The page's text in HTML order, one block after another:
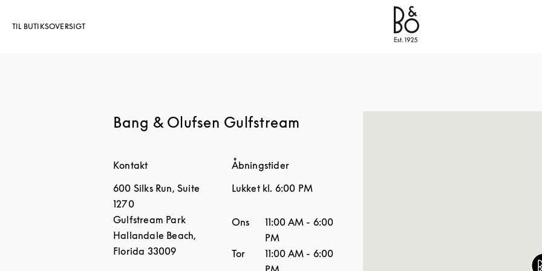
TIL BUTIKSOVERSIGT
Bang & Olufsen - Exist to Create
Bang & Olufsen Gulfstream
Kontakt
600 Silks Run, Suite
1270
Gulfstream Park
Hallandale Beach,
Florida 33009
Åbningstider
Lukket kl. 6:00 PM
UgedagÅbningstider
Ons 11:00 AM - 6:00
PM
Tor
11:00 AM - 6:00